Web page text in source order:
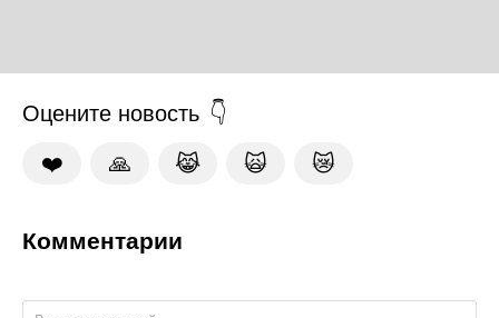
Оцените новость
❤️ 🙏 😹 🙀 😿
Комментарии